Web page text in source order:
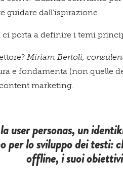
guidare dall’ispirazione.
porta a definire i temi
Miriam Bertoli,
e fondamenta (non quelle
marketing.
user personas, un
per lo sviluppo dei testi:
offline, i suoi